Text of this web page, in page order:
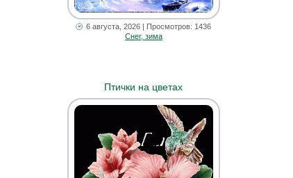
6 августа, 2026 | Просмотров: 1436
Снег, зима
Птички на цветах